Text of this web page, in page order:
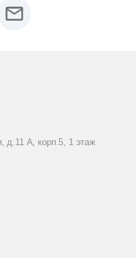
д.11 А, корп.5, 1 этаж